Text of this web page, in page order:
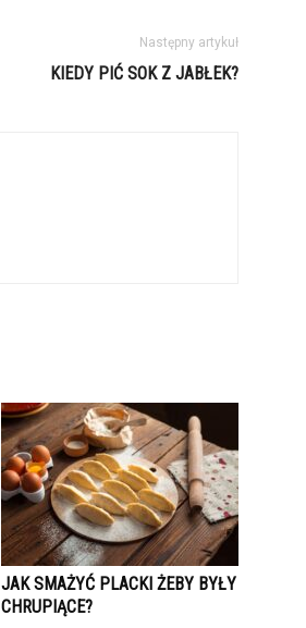
Następny artykuł
KIEDY PIĆ SOK Z JABŁEK?
JAK SMAŻYĆ PLACKI ŻEBY BYŁY
CHRUPIĄCE?